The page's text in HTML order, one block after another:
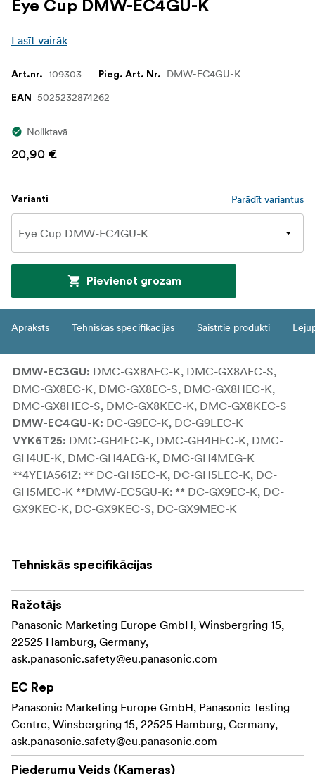
Eye Cup DMW-EC4GU-K
Lasīt vairāk
Art.nr. 109303 Pieg. Art. Nr. DMW-EC4GU-K
EAN 5025232874262
Noliktavā
20,90 €
Varianti Parādīt variantus
Pievienot grozam
Apraksts Tehniskās specifikācijas Saistītie produkti
DMW-EC3GU: DMC-GX8AEC-K, DMC-GX8AEC-S,
DMC-GX8EC-K, DMC-GX8EC-S, DMC-GX8HEC-K,
DMC-GX8HEC-S, DMC-GX8KEC-K, DMC-GX8KEC-S
DMW-EC4GU-K: DC-G9EC-K, DC-G9LEC-K
VYK6T25: DMC-GH4EC-K, DMC-GH4HEC-K, DMC-
GH4UE-K, DMC-GH4AEG-K, DMC-GH4MEG-K
**4YE1A561Z: ** DC-GH5EC-K, DC-GH5LEC-K, DC-
GH5MEC-K **DMW-EC5GU-K: ** DC-GX9EC-K, DC-
GX9KEC-K, DC-GX9KEC-S, DC-GX9MEC-K
Tehniskās specifikācijas
Ražotājs
Panasonic Marketing Europe GmbH, Winsbergring 15,
22525 Hamburg, Germany,
ask.panasonic.safety@eu.panasonic.com
EC Rep
Panasonic Marketing Europe GmbH, Panasonic Testing
Centre, Winsbergring 15, 22525 Hamburg, Germany,
ask.panasonic.safety@eu.panasonic.com
Piederumu Veids (Kameras)